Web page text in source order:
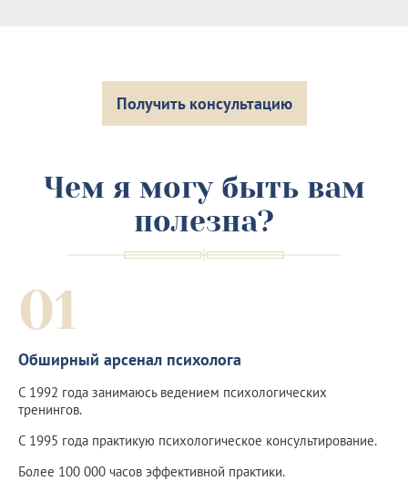
Получить консультацию
Чем я могу быть вам
полезна?
01
Обширный арсенал психолога
С 1992 года занимаюсь ведением психологических
тренингов.
С 1995 года практикую психологическое консультирование.
Более 100 000 часов эффективной практики.